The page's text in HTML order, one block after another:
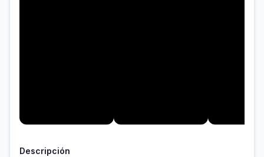
Descripción